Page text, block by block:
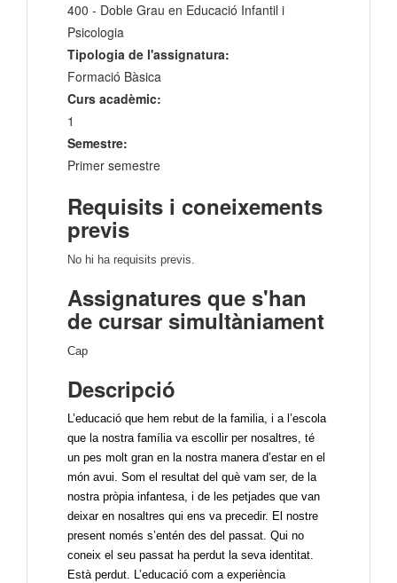
400 - Doble Grau en Educació Infantil i
Psicologia
Tipologia de l'assignatura:
Formació Bàsica
Curs acadèmic:
1
Semestre:
Primer semestre
Requisits i coneixements
previs
No hi ha requisits previs.
Assignatures que s'han
de cursar simultàniament
Cap
Descripció
L’educació que hem rebut de la familia, i a l’escola
que la nostra família va escollir per nosaltres, té
un pes molt gran en la nostra manera d’estar en el
món avui. Som el resultat del què vam ser, de la
nostra pròpia infantesa, i de les petjades que van
deixar en nosaltres qui ens va precedir. El nostre
present només s’entén des del passat. Qui no
coneix el seu passat ha perdut la seva identitat.
Està perdut. L’educació com a experiència